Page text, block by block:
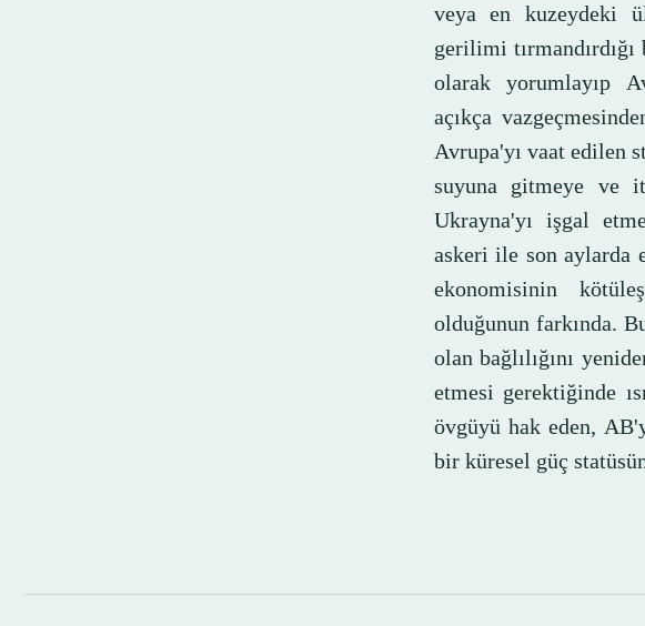
veya en kuzeydeki
gerilimi
olarak yorumlayıp
açıkça
Avrupa'yı vaat edilen
suyuna gitmeye ve
Ukrayna'yı işgal
askeri ile son aylarda
ekonomisinin
olduğunun farkında.
olan bağlılığını
etmesi gerektiğinde
övgüyü hak eden,
bir küresel güç